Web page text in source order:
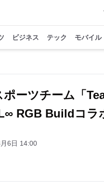
ビジネス テック モバイル
ーツチーム「
RGB Buildコラ
6日 14:00